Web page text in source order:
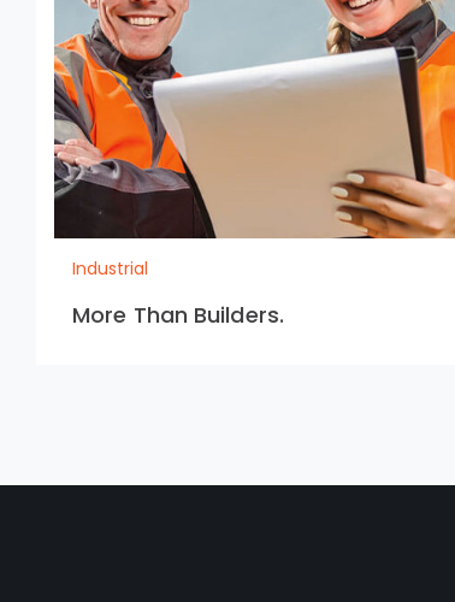
Industrial
More Than Builders.